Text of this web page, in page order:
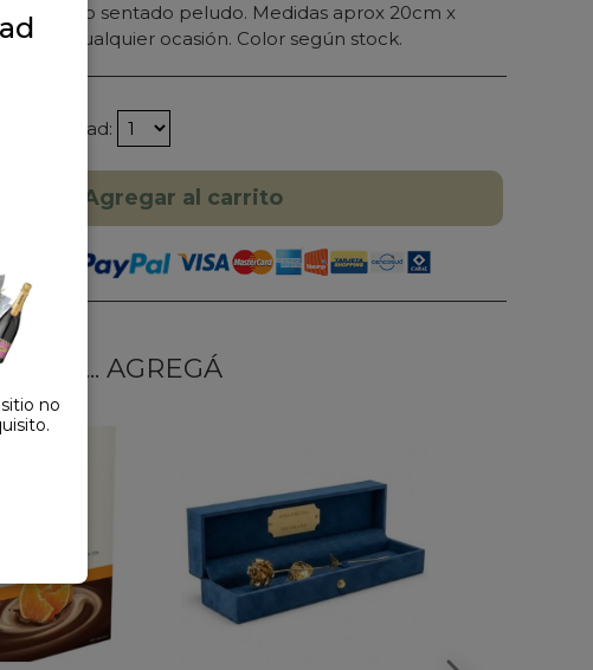
de perrito sentado peludo. Medidas aprox 20cm x
en cualquier ocasión. Color según stock.
Cantidad:
Agregar al carrito
AGREGÁ
no